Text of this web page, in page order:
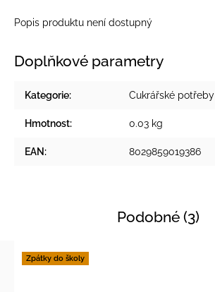
Popis produktu není dostupný
Doplňkové parametry
Kategorie: Cukrářské potřeby
Hmotnost: 0.03 kg
EAN: 8029859019386
Podobné (3)
Zpátky do školy